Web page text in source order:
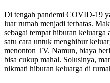
Di tengah pandemi COVID-19
luar rumah menjadi terbatas.
sebagai tempat hiburan keluarga
satu cara untuk menghibur
menonton TV. Namun, biaya
bisa cukup mahal. Solusinya,
nikmati hiburan keluarga di